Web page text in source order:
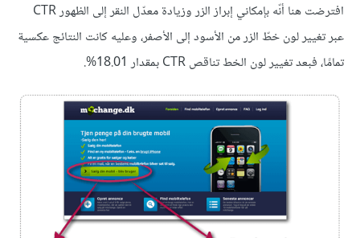
افترضت هنا أنّه بإمكاني إبراز الزر وزيادة معدّل النقر إلى الظهور CTR
عبر تغيير لون خطّ الزر من الأسود إلى الأصفر، وعليه كانت النتائج عكسية
تمامًا، فبعد تغيير لون الخط تناقص CTR بمقدار 18.01%.